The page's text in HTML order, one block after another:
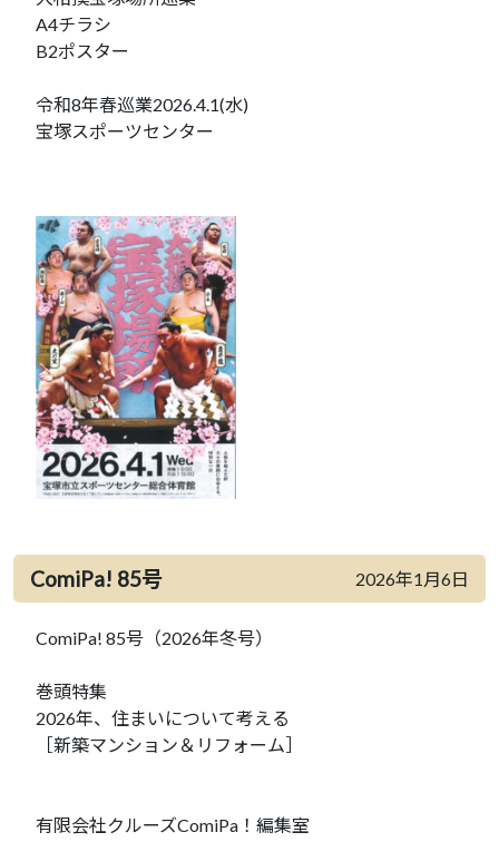
A4チラシ
B2ポスター
令和8年春巡業2026.4.1(水)
宝塚スポーツセンター
ComiPa! 85号 2026年1月6日
ComiPa! 85号（2026年冬号）
巻頭特集
2026年、住まいについて考える
［新築マンション＆リフォーム］
有限会社クルーズComiPa！編集室